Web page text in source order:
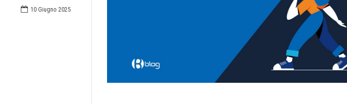
10 Giugno 2025